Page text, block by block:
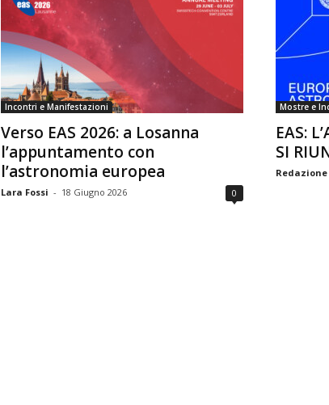
r
i
a
Incontri e Manifestazioni
Verso EAS 2026: a Losanna
l’appuntamento con
l’astronomia europea
Lara Fossi - 18 Giugno 2026 0
Mostre e
EAS:
SI
Redazione